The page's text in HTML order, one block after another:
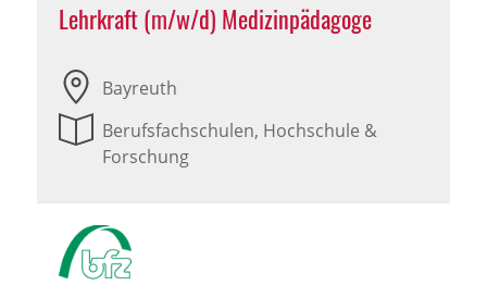
Lehrkraft (m/w/d) Medizinpädagoge
Bayreuth
Berufsfachschulen, Hochschule &
Forschung